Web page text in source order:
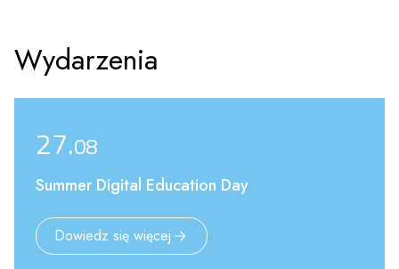
Wydarzenia
27.08
Summer Digital Education Day
Dowiedz się więcej